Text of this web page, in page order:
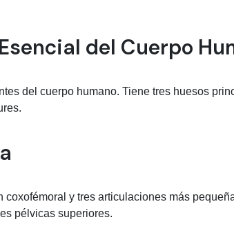
Caderadel Cuerpo
del cuerpo humano. Tiene tres huesos
coxofémoral y tres articulaciones más
pélvicas superiores.